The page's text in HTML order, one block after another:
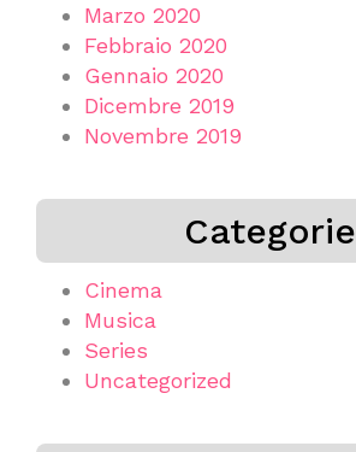
Marzo 2020
Febbraio 2020
Gennaio 2020
Dicembre 2019
Novembre 2019
Categorie
Cinema
Musica
Series
Uncategorized